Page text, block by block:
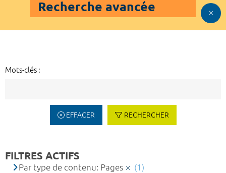
Recherche avancée
Mots-clés :
EFFACER RECHERCHER
FILTRES ACTIFS
Par type de contenu: Pages
(1)